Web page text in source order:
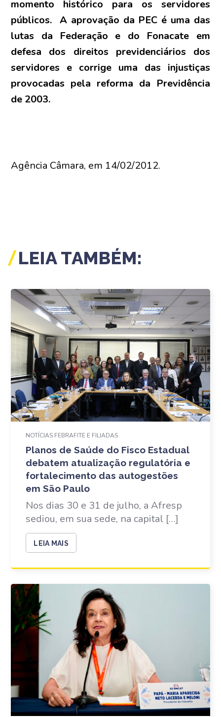
momento histórico para os servidores
públicos. A aprovação da PEC é uma das
lutas da Federação e do Fonacate em
defesa dos direitos previdenciários dos
servidores e corrige uma das injustiças
provocadas pela reforma da Previdência
de 2003.
Agência Câmara, em 14/02/2012.
LEIA TAMBÉM:
NOTÍCIAS FEBRAFITE E FILIADAS
Planos de Saúde do Fisco Estadual
debatem atualização regulatória e
fortalecimento das autogestões
em São Paulo
Nos dias 30 e 31 de julho, a Afresp
sediou, em sua sede, na capital […]
LEIA MAIS